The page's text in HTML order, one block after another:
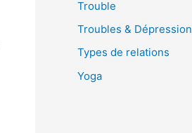
Trouble
Troubles & Dépression
Types de relations
Yoga